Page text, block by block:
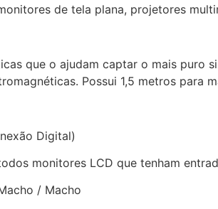
de tela plana, projetores
que o ajudam captar o mais puro
Possui 1,5 metros para
Digital)
monitores LCD que tenham
/ Macho